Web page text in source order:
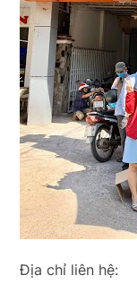
Địa chỉ liên hệ: